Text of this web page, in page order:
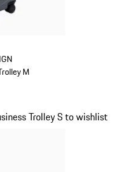
M
Trolley S to wishlist